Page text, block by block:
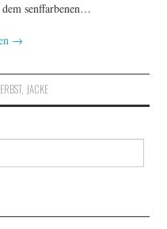
senffarbenen…
→
, JACKE